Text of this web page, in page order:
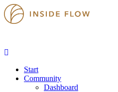
Start
Community
Dashboard